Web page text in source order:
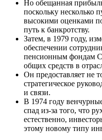
Но обещанная
поскольку несколько
высокими оценками
путь к банкротству.
Затем, в 1979 году,
обеспечении
пенсионным фондам
общих средств в
Он предоставляет не
стратегическое
и связи.
В 1974 году
спад из-за того, что
естественно,
этому новому типу